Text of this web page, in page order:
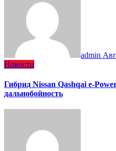
admin
Новости
Гибрид Nissan Qashqai e-
дальнобойность